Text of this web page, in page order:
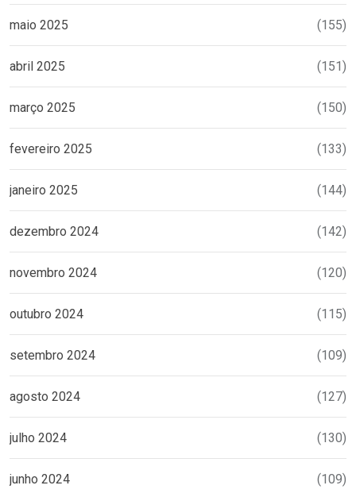
maio 2025 (155)
abril 2025 (151)
março 2025 (150)
fevereiro 2025 (133)
janeiro 2025 (144)
dezembro 2024 (142)
novembro 2024 (120)
outubro 2024 (115)
setembro 2024 (109)
agosto 2024 (127)
julho 2024 (130)
junho 2024 (109)